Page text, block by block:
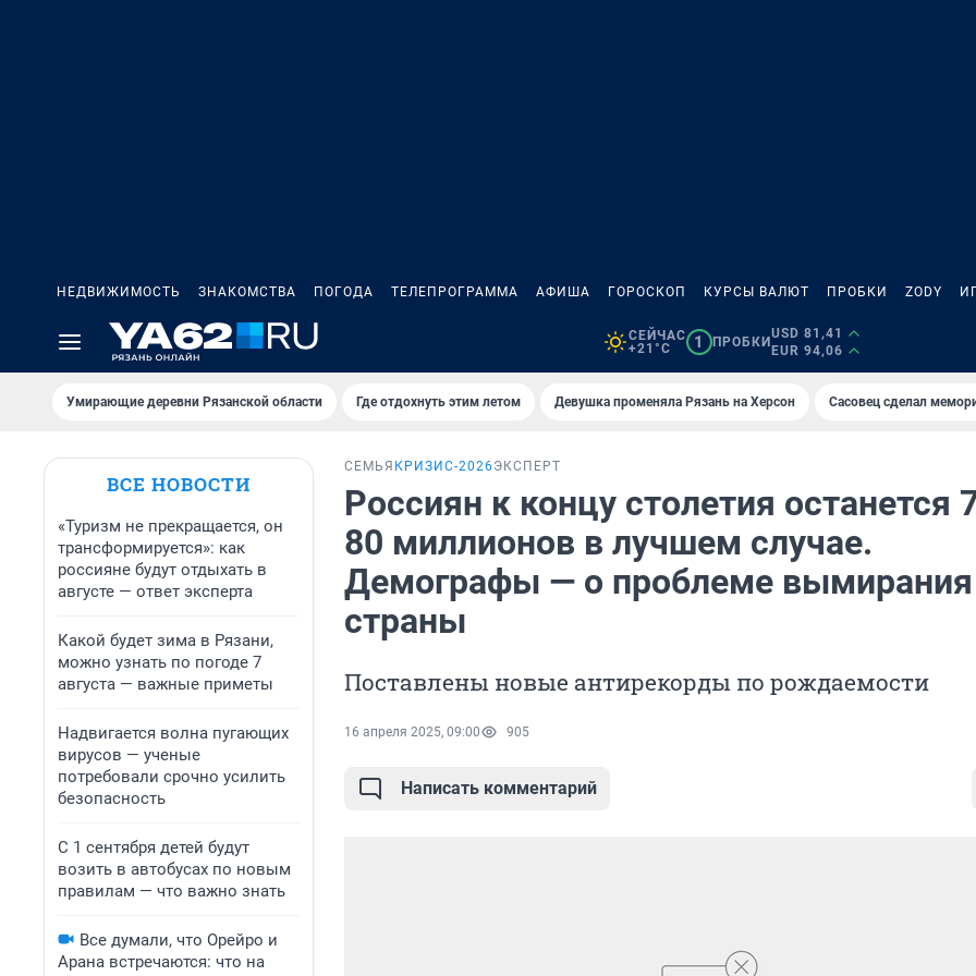
НЕДВИЖИМОСТЬ ЗНАКОМСТВА ПОГОДА ТЕЛЕПРОГРАММА АФИША ГОРОСКОП КУРСЫ ВАЛЮТ ПРОБКИ ZODY
СЕЙЧАС
+21°C
1 ПРОБКИ
USD 81,41
EUR 94,06
Умирающие деревни Рязанской области Где отдохнуть этим летом Девушка променяла Рязань на Херсон Сасовец сделал
ВСЕ НОВОСТИ
«Туризм не прекращается, он
трансформируется»: как
россияне будут отдыхать в
августе — ответ эксперта
Какой будет зима в Рязани,
можно узнать по погоде 7
августа — важные приметы
Надвигается волна пугающих
вирусов — ученые
потребовали срочно усилить
безопасность
С 1 сентября детей будут
возить в автобусах по новым
правилам — что важно знать
Все думали, что Орейро и
Арана встречаются: что на
СЕМЬЯ КРИЗИС-2026ЭКСПЕРТ
Россиян к концу столетия останется
80 миллионов в лучшем случае.
Демографы — о проблеме вымирания
страны
Поставлены новые антирекорды по рождаемости
16 апреля 2025, 09:00 905
Написать комментарий